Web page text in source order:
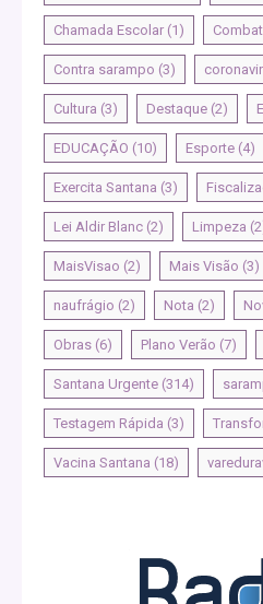
Chamada Escolar (1)
Contra sarampo (3)
Cultura (3) Destaque (2)
EDUCAÇÃO (10) Esporte (4)
Exercita Santana (3)
Lei Aldir Blanc (2) Limpeza
MaisVisao (2) Mais Visão (3)
naufrágio (2) Nota (2)
Obras (6) Plano Verão (7)
Santana Urgente (314)
Testagem Rápida (3)
Vacina Santana (18)